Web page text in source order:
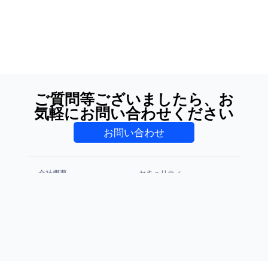
ご質問等ございましたら、お
気軽にお問い合わせください
お問い合わせ
会社概要
セキュリティ